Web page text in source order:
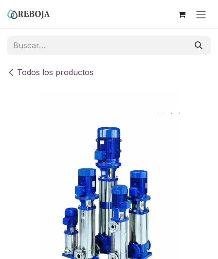
Todos los productos